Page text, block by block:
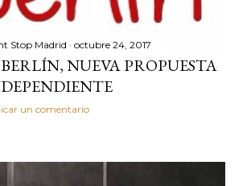
Stop Madrid octubre 24, 2017
NUEVA PROPUESTA
un comentario